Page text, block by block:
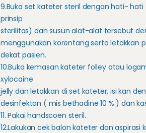
9.Buka set kateter steril dengan hati-
prinsip
sterilitas) dan susun alat-alat tersebut
menggunakan korentang serta letakkan
dekat pasien.
10.Buka kemasan kateter folley atau
xylocaine
jelly dan letakkan di set kateter, isi kan
desinfektan ( mis bethadine 10 % ) dan
11. Pakai handscoen steril.
12.Lakukan cek balon kateter dan aspirasi